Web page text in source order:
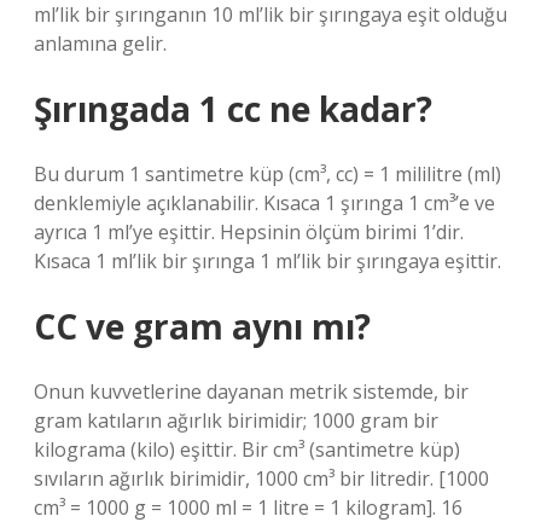
ml’lik bir şırınganın 10 ml’lik bir şırıngaya eşit olduğu
anlamına gelir.
Şırıngada 1 cc ne kadar?
Bu durum 1 santimetre küp (cm³, cc) = 1 mililitre (ml)
denklemiyle açıklanabilir. Kısaca 1 şırınga 1 cm³’e ve
ayrıca 1 ml’ye eşittir. Hepsinin ölçüm birimi 1’dir.
Kısaca 1 ml’lik bir şırınga 1 ml’lik bir şırıngaya eşittir.
CC ve gram aynı mı?
Onun kuvvetlerine dayanan metrik sistemde, bir
gram katıların ağırlık birimidir; 1000 gram bir
kilograma (kilo) eşittir. Bir cm³ (santimetre küp)
sıvıların ağırlık birimidir, 1000 cm³ bir litredir. [1000
cm³ = 1000 g = 1000 ml = 1 litre = 1 kilogram]. 16